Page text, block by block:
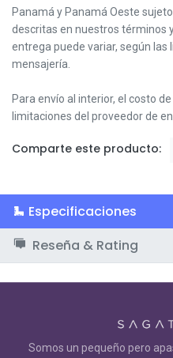
Panamá y Panamá Oeste s
descritas en nuestros términos
entrega puede variar, según
mensajería.
Para envío al interior, el costo
limitaciones del proveedor de
Comparte este producto:
Especificaciones
Reseña & Rating
Somos un pequeño pero